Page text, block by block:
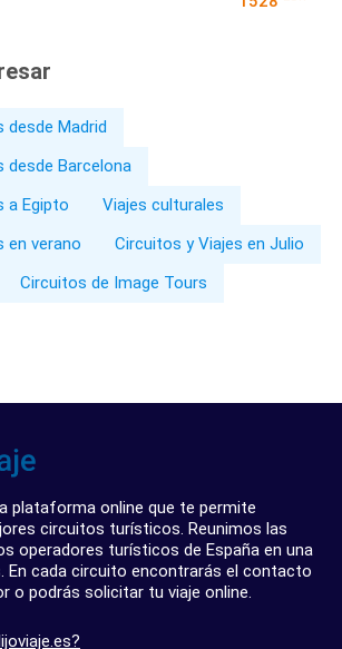
desde Madrid
desde Barcelona
a Egipto
Viajes culturales
en verano
Circuitos y Viajes en Julio
Circuitos de Image Tours
plataforma online que te permite
circuitos turísticos. Reunimos las
operadores turísticos de España en una
En cada circuito encontrarás el contacto
o podrás solicitar tu viaje online.